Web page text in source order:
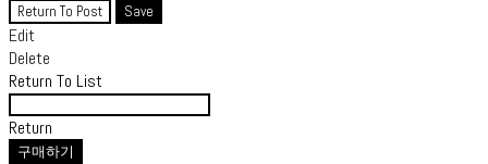
Return To Post Save
Edit
Delete
Return To List
Return
구매하기